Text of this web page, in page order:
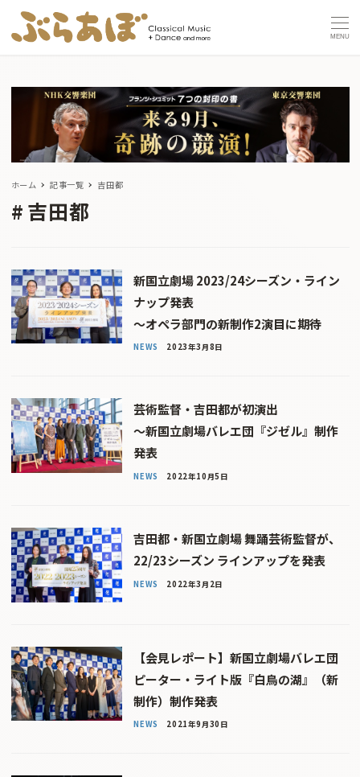
MENU
ホーム 記事一覧 吉田都
吉田都
新国立劇場 2023/24シーズン・ライン
ナップ発表
〜オペラ部門の新制作2演目に期待
NEWS 2023年3月8日
芸術監督・吉田都が初演出
〜新国立劇場バレエ団『ジゼル』制作
発表
NEWS 2022年10月5日
吉田都・新国立劇場 舞踊芸術監督が、
22/23シーズン ラインアップを発表
NEWS 2022年3月2日
【会見レポート】新国立劇場バレエ団
ピーター・ライト版『白鳥の湖』（新
制作）制作発表
NEWS 2021年9月30日